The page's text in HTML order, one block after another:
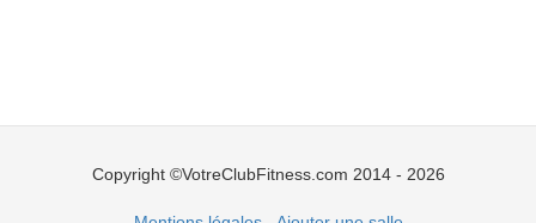
Copyright ©VotreClubFitness.com 2014 - 2026